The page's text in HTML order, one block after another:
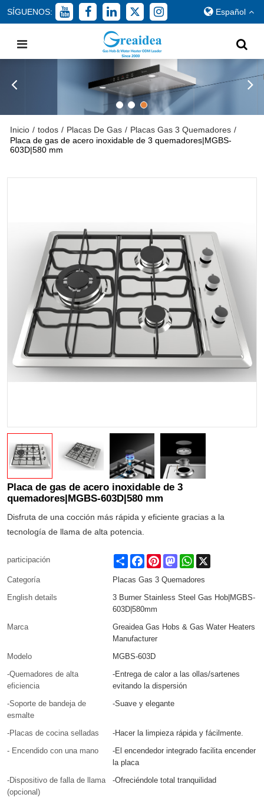
SÍGUENOS: Español
Inicio / todos / Placas De Gas / Placas Gas 3 Quemadores /
Placa de gas de acero inoxidable de 3 quemadores|MGBS-
603D|580 mm
Placa de gas de acero inoxidable de 3
quemadores|MGBS-603D|580 mm
Disfruta de una cocción más rápida y eficiente gracias a la
tecnología de llama de alta potencia.
participación ShareFacebookPinterestMastodonWhatsApp
Categoría
Placas Gas 3 Quemadores
English details
3 Burner Stainless Steel Gas Hob|MGBS-
603D|580mm
Marca
Greaidea Gas Hobs & Gas Water Heaters
Manufacturer
Modelo
MGBS-603D
-Quemadores de alta
eficiencia
-Entrega de calor a las ollas/sartenes
evitando la dispersión
-Soporte de bandeja de
esmalte
-Suave y elegante
-Placas de cocina selladas
-Hacer la limpieza rápida y fácilmente.
- Encendido con una mano
-El encendedor integrado facilita encender
la placa
-Dispositivo de falla de llama
(opcional)
-Ofreciéndole total tranquilidad